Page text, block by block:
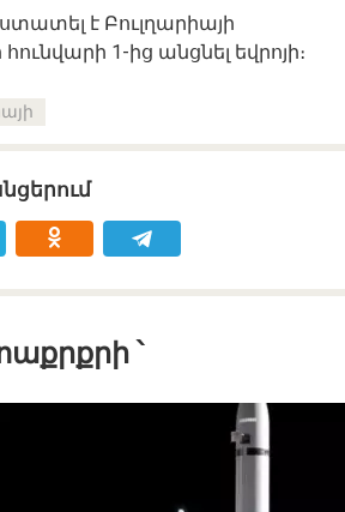
է Բուլղարիայի
1-ից անցնել եվրոյի։
՝